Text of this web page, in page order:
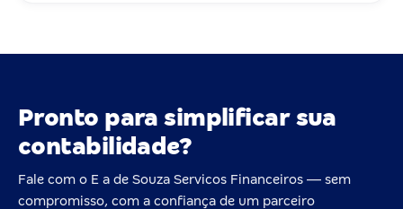
Pronto para simplificar sua
contabilidade?
Fale com o E a de Souza Servicos Financeiros — sem
compromisso, com a confiança de um parceiro